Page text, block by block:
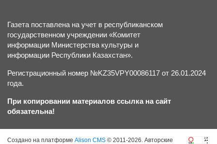
Газета поставлена на учет в республиканском
государственном учреждении «Комитет
информации Министерства культуры и
информации Республики Казахстан».
Регистрационный номер №KZ35VPY00086117 от 26.01.2024
года.
При копировании материалов ссылка на сайт
обязательна!
Создано на платформе Alison CMS © 2011-2026. Авторские